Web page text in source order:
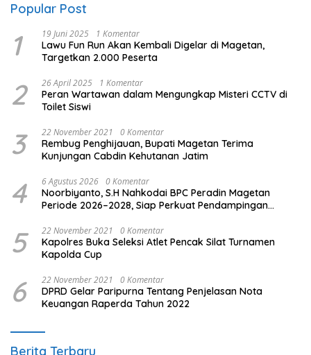
Popular Post
1 19 Juni 2025 1 Komentar
Lawu Fun Run Akan Kembali Digelar di Magetan,
Targetkan 2.000 Peserta
2 26 April 2025 1 Komentar
Peran Wartawan dalam Mengungkap Misteri CCTV di
Toilet Siswi
3 22 November 2021 0 Komentar
Rembug Penghijauan, Bupati Magetan Terima
Kunjungan Cabdin Kehutanan Jatim
4 6 Agustus 2026 0 Komentar
Noorbiyanto, S.H Nahkodai BPC Peradin Magetan
Periode 2026–2028, Siap Perkuat Pendampingan
5 22 November 2021 0 Komentar
Kapolres Buka Seleksi Atlet Pencak Silat Turnamen
Kapolda Cup
6 22 November 2021 0 Komentar
DPRD Gelar Paripurna Tentang Penjelasan Nota
Keuangan Raperda Tahun 2022
Berita Terbaru